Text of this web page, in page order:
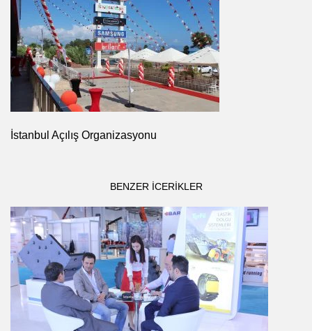
İstanbul Açılış Organizasyonu
BENZER ICERIKLER